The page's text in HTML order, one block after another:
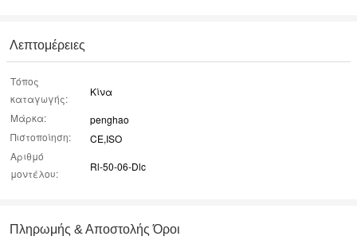
Λεπτομέρειες
Τόπος
καταγωγής:
Κίνα
Μάρκα:
penghao
Πιστοποίηση:
CE,ISO
Αριθμό
μοντέλου:
Rl-50-06-Dlc
Πληρωμής & Αποστολής Όροι